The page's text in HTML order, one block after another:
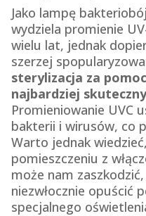
Jako lampę
wydziela promienie
wielu lat, jednak
szerzej
sterylizacja za
najbardziej
Promieniowanie UVC
bakterii i wirusów, co
Warto jednak
pomieszczeniu z
może nam
niezwłocznie opuścić
specjalnego